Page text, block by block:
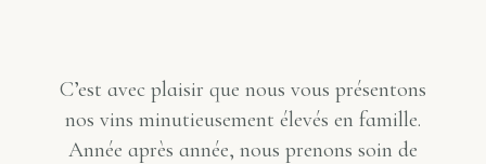
C’est avec plaisir que nous vous présentons
nos vins minutieusement élevés en famille.
Année après année, nous prenons soin de